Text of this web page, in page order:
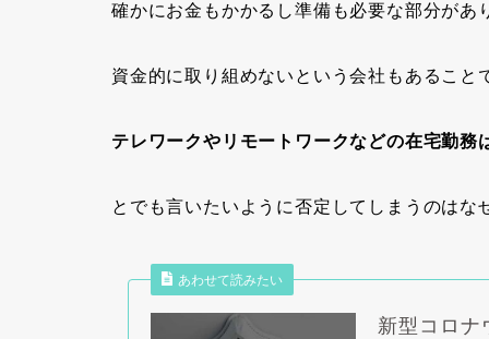
確かにお金もかかるし準備も必要な部分があ
資金的に取り組めないという会社もあること
テレワークやリモートワークなどの在宅勤務
とでも言いたいように否定してしまうのはな
あわせて読みたい
新型コロナ